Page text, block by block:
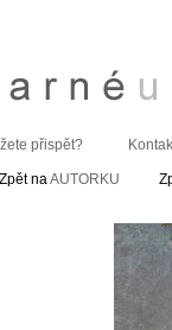
přispět?
Zpět naAUTORKU